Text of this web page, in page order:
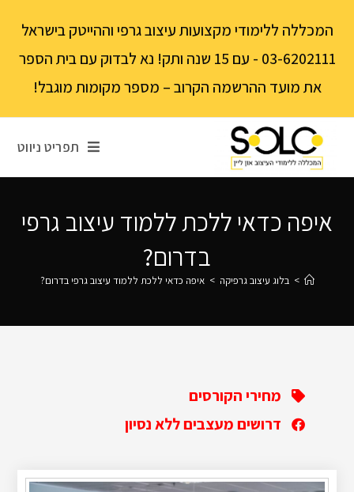
המכללה ללימודי מקצועות עיצוב גרפי וההייטק בישראל
03-6202111 - עם 15 שנה ותק! נא לבדוק עם בית הספר
את מועד ההרשמה הקרוב – מספר מקומות מוגבל!
תפריט ניווט
איפה כדאי ללכת ללמוד עיצוב גרפי
בדרום?
> בלוג עיצוב גרפיקה > איפה כדאי ללכת ללמוד עיצוב גרפי בדרום?
מחירי הקורסים
דרושים מעצבים ללא נסיון